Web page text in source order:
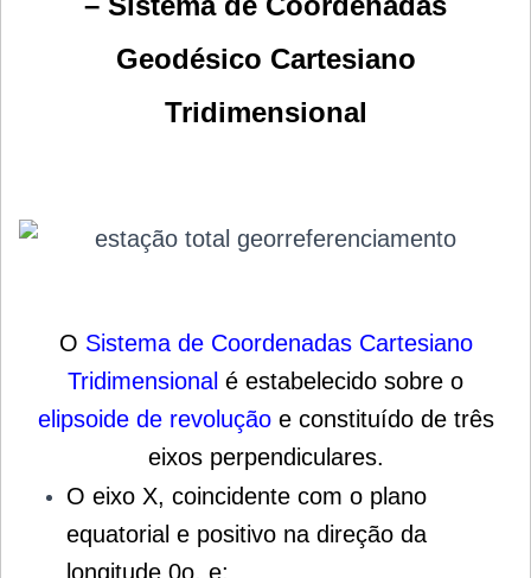
Geodésico Cartesiano
Tridimensional
O Sistema de Coordenadas Cartesiano
Tridimensional é estabelecido sobre o
elipsoidede revoluçãoe constituído de três
eixos perpendiculares.
O eixo X, coincidente com o plano
equatorial e positivo na direção da
longitude 0o, e;